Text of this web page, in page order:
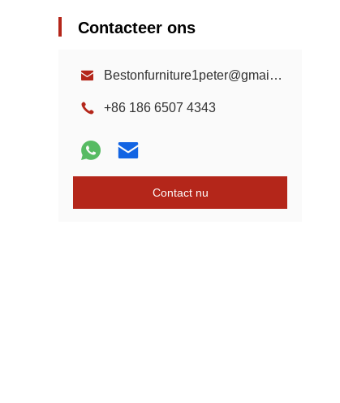
Contacteer ons
Bestonfurniture1peter@gmail.com
+86 186 6507 4343
Contact nu